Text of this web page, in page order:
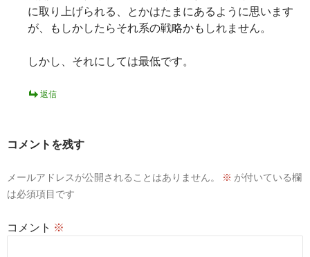
に取り上げられる、とかはたまにあるように思います
が、もしかしたらそれ系の戦略かもしれません。
しかし、それにしては最低です。
返信
コメントを残す
メールアドレスが公開されることはありません。 ※ が付いている欄
は必須項目です
コメント ※